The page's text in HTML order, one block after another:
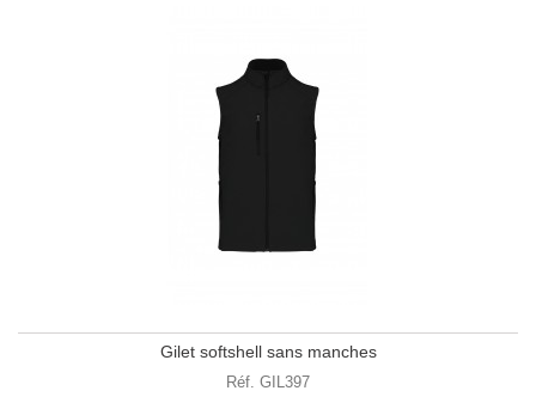
Gilet softshell sans manches
Réf. GIL397